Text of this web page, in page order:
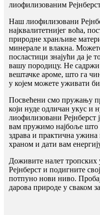
лиофилизованим
Наш лиофилизовани
најквалитетнијег воћа,
природне хранљиве
минерале и влакна.
посластици знајући да је
вашу породицу. Не садржи
вештачке ароме, што га
у којем можете уживати
Посвећени смо пружању
који нуде одличан укус и
лиофилизовани Рејнберст
вам пружимо најбоље што
здрава и практична
храном и дати вам
Доживите налет
Рејнберст и подигните
потпуно нови ниво.
дарова природе у сваком